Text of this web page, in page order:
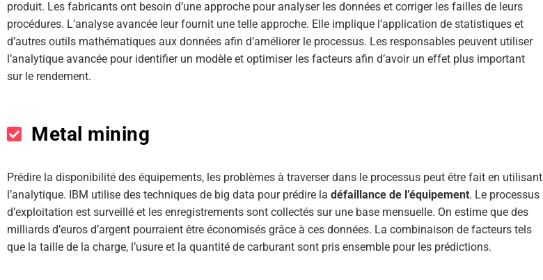
produit. Les fabricants ont besoin d’une approche pour analyser les données et corriger les failles de leurs
procédures. L’analyse avancée leur fournit une telle approche. Elle implique l’application de statistiques et
d’autres outils mathématiques aux données afin d’améliorer le processus. Les responsables peuvent utiliser
l’analytique avancée pour identifier un modèle et optimiser les facteurs afin d’avoir un effet plus important
sur le rendement.
Metal mining
Prédire la disponibilité des équipements, les problèmes à traverser dans le processus peut être fait en utilisant
l’analytique. IBM utilise des techniques de big data pour prédire la défaillance de l’équipement. Le processus
d’exploitation est surveillé et les enregistrements sont collectés sur une base mensuelle. On estime que des
milliards d’euros d’argent pourraient être économisés grâce à ces données. La combinaison de facteurs tels
que la taille de la charge, l’usure et la quantité de carburant sont pris ensemble pour les prédictions.